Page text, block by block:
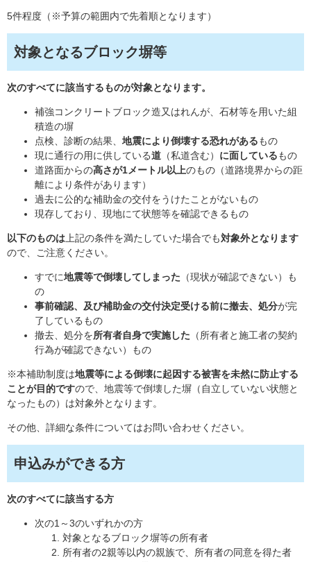
5件程度（※予算の範囲内で先着順となります）
対象となるブロック塀等
次のすべてに該当するものが対象となります。
補強コンクリートブロック造又はれんが、石材等を用いた組
積造の塀
点検、診断の結果、 地震により倒壊する恐れがあるもの
現に通行の用に供している道 （私道含む） に面しているもの
道路面からの高さが1メートル以上のもの（道路境界からの距
離により条件があります）
過去に公的な補助金の交付をうけたことがないもの
現存しており、現地にて状態等を確認できるもの
以下のものは上記の条件を満たしていた場合でも対象外となります
ので、ご注意ください。
すでに地震等で倒壊してしまった （現状が確認できない）も
の
事前確認、及び補助金の交付決定受ける前に撤去、処分が完
了しているもの
撤去、処分を所有者自身で実施した （所有者と施工者の契約
行為が確認できない）もの
※本補助制度は地震等による倒壊に起因する被害を未然に防止する
ことが目的ですので、地震等で倒壊した塀（自立していない状態と
なったもの）は対象外となります。
その他、詳細な条件についてはお問い合わせください。
申込みができる方
次のすべてに該当する方
次の1～3のいずれかの方
対象となるブロック塀等の所有者
所有者の2親等以内の親族で、所有者の同意を得た者